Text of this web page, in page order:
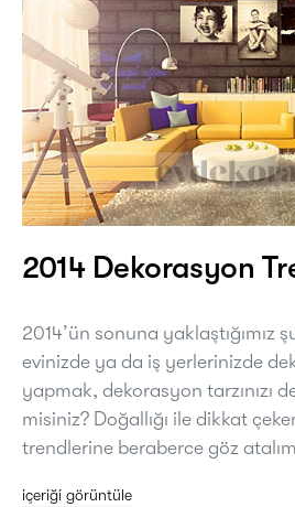
2014 Dekorasyon
2014’ün sonuna yaklaştığımız
evinizde ya da iş yerlerinizde
yapmak, dekorasyon tarzınızı
misiniz? Doğallığı ile dikkat
trendlerine beraberce göz
içeriği görüntüle